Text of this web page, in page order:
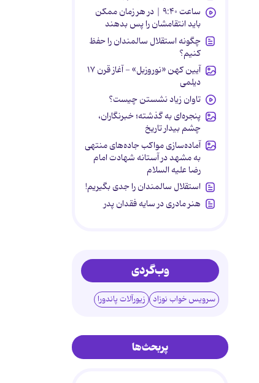
ساعت ۹:۴۰ | در هر زمان ممکن
باید انتقامشان را پس بدهند
چگونه استقلال سالمندان را حفظ
کنیم؟
آیین کهن «نوروزبل» - آغاز قرن ۱۷
دیلمی
تاوان زیاد نشستن چیست؟
پنجره‌ای به گذشته؛ خبرنگاران،
چشم بیدار تاریخ
آماده‌سازی مواکب جاده‌های منتهی
به مشهد در آستانه شهادت امام
رضا علیه السلام
استقلال سالمندان را جدی بگیریم!
هنر مادری در سایه‌ فقدان پدر
وب‌گردی
سرویس خواب نوزاد زیورآلات پاندورا
پربحث‌ها